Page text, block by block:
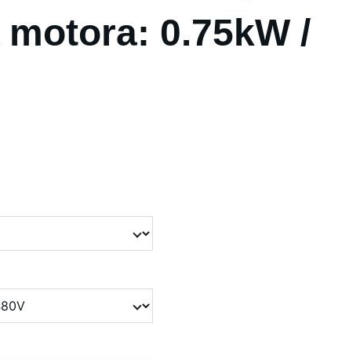
motora: 0.75kW /